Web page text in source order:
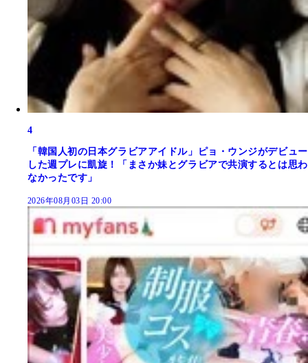
4
「韓国人初の日本グラビアアイドル」ピョ・ウンジがデビュー
した週プレに凱旋！「まさか妹とグラビアで共演するとは思わ
なかったです」
2026年08月03日 20:00